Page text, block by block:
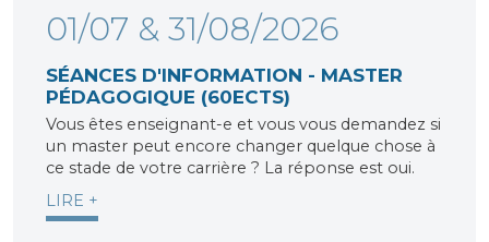
01/07 & 31/08/2026
SÉANCES D'INFORMATION - MASTER
PÉDAGOGIQUE (60ECTS)
Vous êtes enseignant-e et vous vous demandez si
un master peut encore changer quelque chose à
ce stade de votre carrière ? La réponse est oui.
LIRE +